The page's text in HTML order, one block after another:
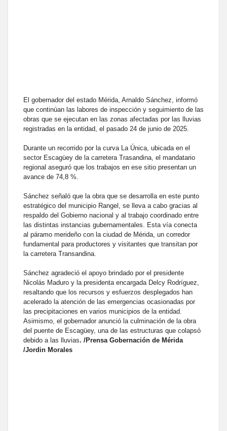
El gobernador del estado Mérida, Arnaldo Sánchez, informó
que continúan las labores de inspección y seguimiento de las
obras que se ejecutan en las zonas afectadas por las lluvias
registradas en la entidad, el pasado 24 de junio de 2025.
Durante un recorrido por la curva La Única, ubicada en el
sector Escagüey de la carretera Trasandina, el mandatario
regional aseguró que los trabajos en ese sitio presentan un
avance de 74,8 %.
Sánchez señaló que la obra que se desarrolla en este punto
estratégico del municipio Rangel, se lleva a cabo gracias al
respaldo del Gobierno nacional y al trabajo coordinado entre
las distintas instancias gubernamentales. Esta vía conecta
al páramo merideño con la ciudad de Mérida, un corredor
fundamental para productores y visitantes que transitan por
la carretera Transandina.
Sánchez agradeció el apoyo brindado por el presidente
Nicolás Maduro y la presidenta encargada Delcy Rodríguez,
resaltando que los recursos y esfuerzos desplegados han
acelerado la atención de las emergencias ocasionadas por
las precipitaciones en varios municipios de la entidad.
Asimismo, el gobernador anunció la culminación de la obra
del puente de Escagüey, una de las estructuras que colapsó
debido a las lluvias. /Prensa Gobernación de Mérida
/Jordin Morales